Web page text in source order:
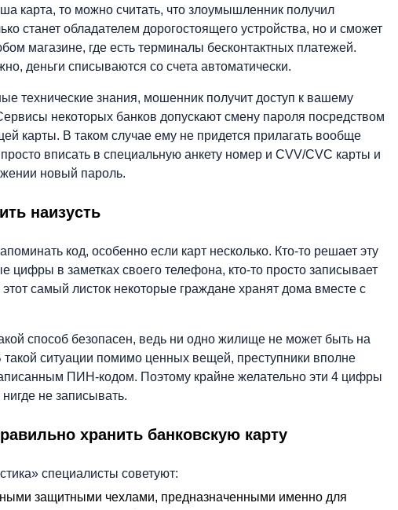
карта, то можно считать, что злоумышленник получил
станет обладателем дорогостоящего устройства, но и сможет
магазине, где есть терминалы бесконтактных платежей.
деньги списываются со счета автоматически.
технические знания, мошенник получит доступ к вашему
некоторых банков допускают смену пароля посредством
карты. В таком случае ему не придется прилагать вообще
вписать в специальную анкету номер и CVV/CVC карты и
новый пароль.
наизусть
код, особенно если карт несколько. Кто-то решает эту
цифры в заметках своего телефона, кто-то просто записывает
этот самый листок некоторые граждане хранят дома вместе с
способ безопасен, ведь ни одно жилище не может быть на
ситуации помимо ценных вещей, преступники вполне
ПИН-кодом. Поэтому крайне желательно эти 4 цифры
не записывать.
хранить банковскую карту
специалисты советуют:
защитными чехлами, предназначенными именно для